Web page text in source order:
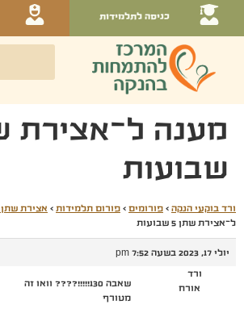
כניסה לתלמידות
שבועות
ורד בוקעי הנקה › פורומים › פורום תלמידות › אצירת שתן 5 שבועות
ל־אצירת שתן 5 שבועות
יולי 17, 2023 בשעה 7:52 pm
ורד
אורח
שאבה 130!!!!!???? וואו זה
מטורף